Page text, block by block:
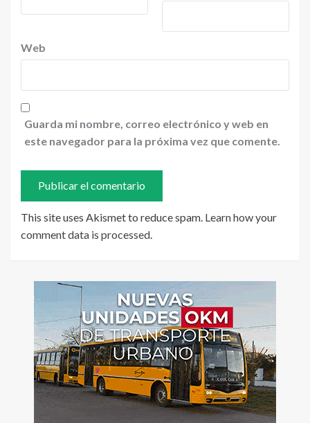
Web
Guarda mi nombre, correo electrónico y web en
este navegador para la próxima vez que comente.
This site uses Akismet to reduce spam. Learn how your
comment data is processed.